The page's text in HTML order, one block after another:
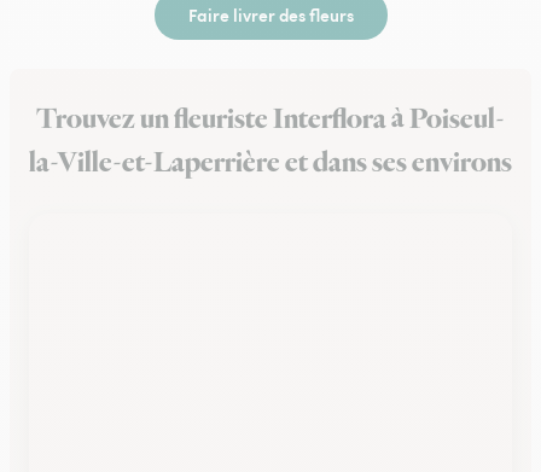
Faire livrer des fleurs
Trouvez un fleuriste Interflora à Poiseul-
la-Ville-et-Laperrière et dans ses environs